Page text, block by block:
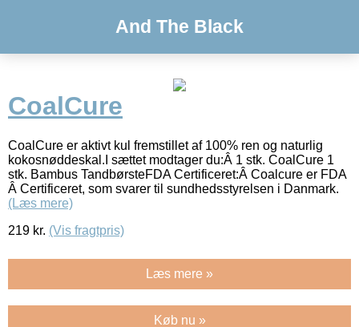
And The Black
CoalCure
CoalCure er aktivt kul fremstillet af 100% ren og naturlig
kokosnøddeskal.I sættet modtager du:Â 1 stk. CoalCure 1
stk. Bambus TandbørsteFDA Certificeret:Â Coalcure er FDA
Â Certificeret, som svarer til sundhedsstyrelsen i Danmark.
(Læs mere)
219 kr. (Vis fragtpris)
Læs mere »
Køb nu »